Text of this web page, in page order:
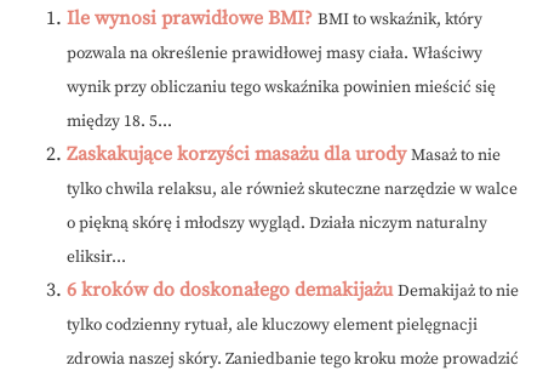
Ile wynosi prawidłowe BMI? BMI to wskaźnik, który
pozwala na określenie prawidłowej masy ciała. Właściwy
wynik przy obliczaniu tego wskaźnika powinien mieścić się
między 18. 5...
Zaskakujące korzyści masażu dla urody Masaż to nie
tylko chwila relaksu, ale również skuteczne narzędzie w walce
o piękną skórę i młodszy wygląd. Działa niczym naturalny
eliksir...
6 kroków do doskonałego demakijażu Demakijaż to nie
tylko codzienny rytuał, ale kluczowy element pielęgnacji
zdrowia naszej skóry. Zaniedbanie tego kroku może prowadzić